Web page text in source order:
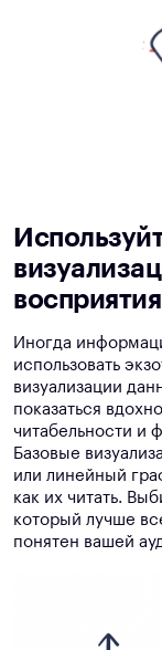
восприятия
Иногда
использовать
визуализации
показаться
читабельности и
Базовые
или линейный
как их читать.
который лучше
понятен вашей